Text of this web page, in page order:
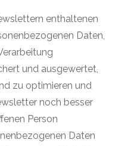
enthaltenen
Daten,
und ausgewertet,
zu optimieren und
noch besser
Person
Daten